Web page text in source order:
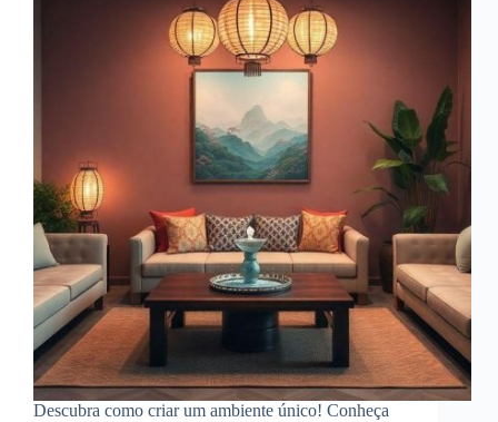
Descubra como criar um ambiente único! Conheça